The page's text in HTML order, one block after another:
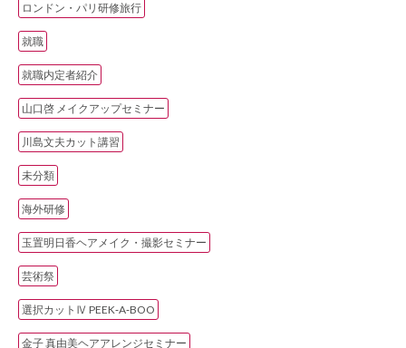
ロンドン・パリ研修旅行
就職
就職内定者紹介
山口啓 メイクアップセミナー
川島文夫カット講習
未分類
海外研修
玉置明日香ヘアメイク・撮影セミナー
芸術祭
選択カットⅣ PEEK‐A‐BOO
金子 真由美ヘアアレンジセミナー